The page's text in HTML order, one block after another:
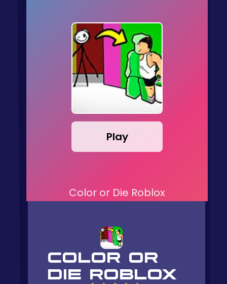
Play
Color or Die Roblox
COLOR OR
DIE ROBLOX